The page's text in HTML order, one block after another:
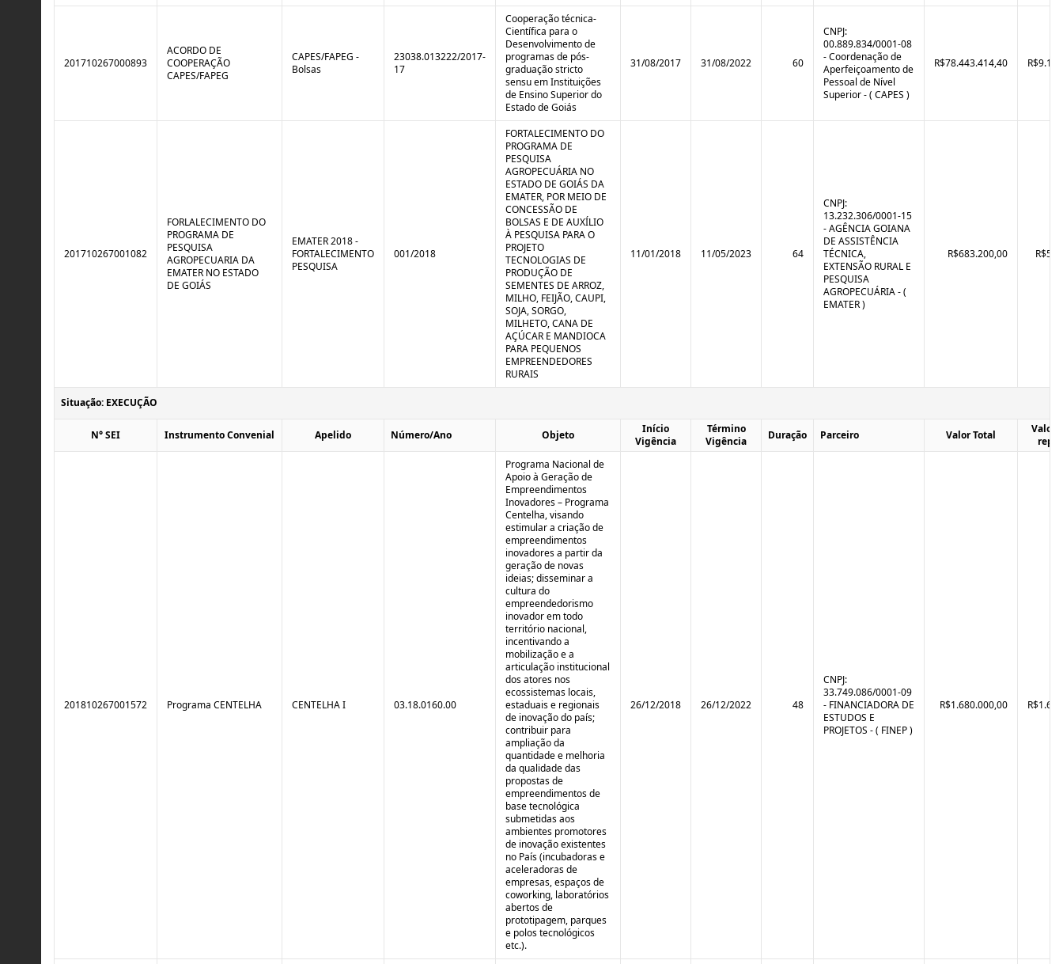
201710267000893
ACORDO DE
COOPERAÇÃO
CAPES/FAPEG
CAPES/FAPEG -
Bolsas
23038.013222/2017-
17
Cooperação técnica-
Científica para o
Desenvolvimento de
programas de pós-
graduação stricto
sensu em Instituições
de Ensino Superior do
Estado de Goiás
31/08/2017 31/08/2022 60
CNPJ:
00.889.834/0001-08
- Coordenação de
Aperfeiçoamento de
Pessoal de Nível
Superior - ( CAPES )
R$78.443.414,40
201710267001082
FORLALECIMENTO DO
PROGRAMA DE
PESQUISA
AGROPECUARIA DA
EMATER NO ESTADO
DE GOIÁS
EMATER 2018 -
FORTALECIMENTO
PESQUISA
001/2018
FORTALECIMENTO DO
PROGRAMA DE
PESQUISA
AGROPECUÁRIA NO
ESTADO DE GOIÁS DA
EMATER, POR MEIO DE
CONCESSÃO DE
BOLSAS E DE AUXÍLIO
À PESQUISA PARA O
PROJETO
TECNOLOGIAS DE
PRODUÇÃO DE
SEMENTES DE ARROZ,
MILHO, FEIJÃO, CAUPI,
SOJA, SORGO,
MILHETO, CANA DE
AÇÚCAR E MANDIOCA
PARA PEQUENOS
EMPREENDEDORES
RURAIS
11/01/2018 11/05/2023 64
CNPJ:
13.232.306/0001-15
- AGÊNCIA GOIANA
DE ASSISTÊNCIA
TÉCNICA,
EXTENSÃO RURAL E
PESQUISA
AGROPECUÁRIA - (
EMATER )
R$683.200,00
Situação: EXECUÇÃO
N° SEI Instrumento Convenial Apelido Número/Ano Objeto
Início
Vigência
Término
Vigência
Duração Parceiro Valor Total
Valor
201810267001572 Programa CENTELHA CENTELHA I 03.18.0160.00
Programa Nacional de
Apoio à Geração de
Empreendimentos
Inovadores – Programa
Centelha, visando
estimular a criação de
empreendimentos
inovadores a partir da
geração de novas
ideias; disseminar a
cultura do
empreendedorismo
inovador em todo
território nacional,
incentivando a
mobilização e a
articulação institucional
dos atores nos
ecossistemas locais,
estaduais e regionais
de inovação do país;
contribuir para
ampliação da
quantidade e melhoria
da qualidade das
propostas de
empreendimentos de
base tecnológica
submetidas aos
ambientes promotores
de inovação existentes
no País (incubadoras e
aceleradoras de
empresas, espaços de
coworking, laboratórios
abertos de
prototipagem, parques
e polos tecnológicos
etc.).
26/12/2018 26/12/2022 48
CNPJ:
33.749.086/0001-09
- FINANCIADORA DE
ESTUDOS E
PROJETOS - ( FINEP )
R$1.680.000,00